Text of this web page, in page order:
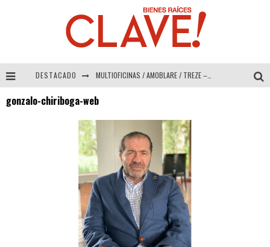
DESTACADO MULTIOFICINAS / AMOBLARE / TREZE – Especial Interiorismo & Decoración 2026
gonzalo-chiriboga-web